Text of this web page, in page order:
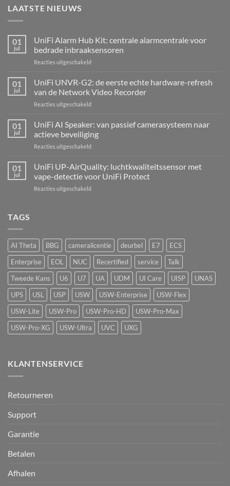
LAATSTE NIEUWS
01
jul
UniFi Alarm Hub Kit: centrale alarmcentrale voor
bedrade inbraaksensoren
Reacties uitgeschakeldvoor
Alarm
Hub
Kit:
voor
inbraaksensoren
01
jul
UniFi UNVR-G2: de eerste echte hardware-refresh
van de Network Video Recorder
Reacties uitgeschakeldvoor
G2:
de
hardware-
refresh
de
01
jul
UniFi AI Speaker: van passief camerasysteem naar
actieve beveiliging
Reacties uitgeschakeldvoor
Speaker:
van
01
jul
UniFi UP-AirQuality: luchtkwaliteitssensor met
vape-detectie voor UniFi Protect
Reacties uitgeschakeldvoor
vape-
detectie
voor
UniFi
Protect
TAGS
AI Theta BBG cameralicentie deurbel E7
ECS
Enterprise
EOL NUC Recertified service
Talk
Tweede Kans
U6 U7 UA UDM UI Care UISP
UNAS
UPS
USL USP USW USW-Enterprise
USW-Flex
USW-Lite
USW-Pro USW-Pro-HD
USW-Pro-Max
USW-Pro-XG
USW-Ultra UVC UXG
KLANTENSERVICE
Retourneren
Support
Garantie
Betalen
Afhalen